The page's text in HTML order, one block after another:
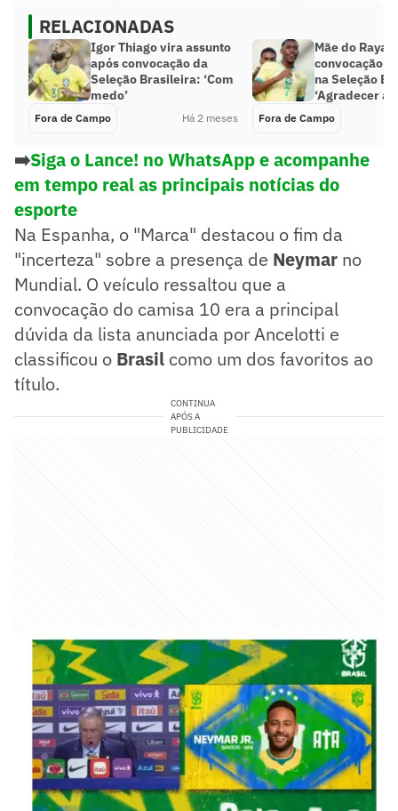
RELACIONADAS
Igor Thiago vira assunto
após convocação da
Seleção Brasileira: ‘Com
medo’
Fora de Campo Há 2 meses
Mãe do
convocação
na Seleção
‘Agradecer ao
Fora de Campo
➡️Siga o Lance! no WhatsApp e acompanhe
em tempo real as principais notícias do
esporte
Na Espanha, o "Marca" destacou o fim da
"incerteza" sobre a presença de Neymar no
Mundial. O veículo ressaltou que a
convocação do camisa 10 era a principal
dúvida da lista anunciada por Ancelotti e
classificou o Brasil como um dos favoritos ao
título.
CONTINUA
APÓS A
PUBLICIDADE